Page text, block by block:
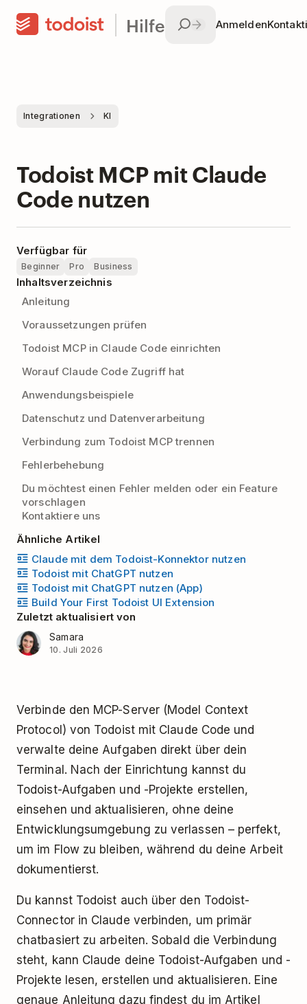
Hilfe Anmelden
Integrationen KI
Todoist MCP mit Claude
Code nutzen
Verfügbar für
Beginner Pro Business
Inhaltsverzeichnis
Anleitung
Voraussetzungen prüfen
Todoist MCP in Claude Code einrichten
Worauf Claude Code Zugriff hat
Anwendungsbeispiele
Datenschutz und Datenverarbeitung
Verbindung zum Todoist MCP trennen
Fehlerbehebung
Du möchtest einen Fehler melden oder ein Feature
vorschlagen
Kontaktiere uns
Ähnliche Artikel
Claude mit dem Todoist-Konnektor nutzen
Todoist mit ChatGPT nutzen
Todoist mit ChatGPT nutzen (App)
Build Your First Todoist UI Extension
Zuletzt aktualisiert von
Samara
10. Juli 2026
Verbinde den MCP-Server (Model Context
Protocol) von Todoist mit Claude Code und
verwalte deine Aufgaben direkt über dein
Terminal. Nach der Einrichtung kannst du
Todoist-Aufgaben und -Projekte erstellen,
einsehen und aktualisieren, ohne deine
Entwicklungsumgebung zu verlassen – perfekt,
um im Flow zu bleiben, während du deine Arbeit
dokumentierst.
Du kannst Todoist auch über den Todoist-
Connector in Claude verbinden, um primär
chatbasiert zu arbeiten. Sobald die Verbindung
steht, kann Claude deine Todoist-Aufgaben und -
Projekte lesen, erstellen und aktualisieren. Eine
genaue Anleitung dazu findest du im Artikel